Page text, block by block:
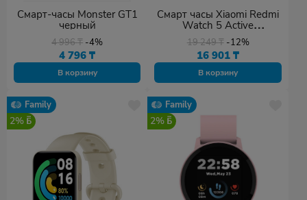
Смарт-часы Monster GT1
черный
4 996₸ -4%
4 796₸
В корзину
Смарт часы Xiaomi Redmi
Watch 5 Active
M2351W1/BHR8784GL
черный
19 249₸ -12%
16 901₸
В корзину
Family
2%
Family
2%